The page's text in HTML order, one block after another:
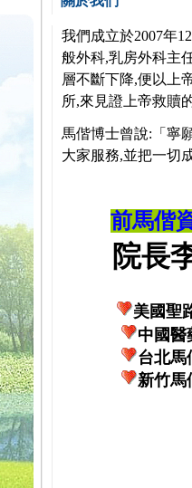
我們成立於2007年
般外科,乳房外科主
層不斷下降,便以上
所,來見證上帝救贖
馬偕博士曾說:「寧
大家服務,並把一切
前馬偕
院長李
美國聖
中國醫
台北馬
新竹馬